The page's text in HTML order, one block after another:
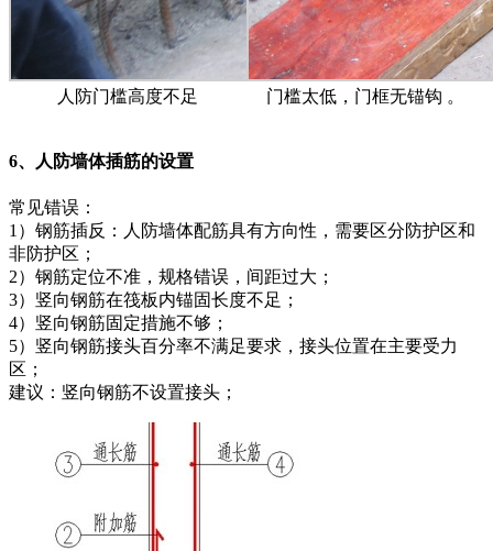
人防门槛高度不足 门槛太低，门框无锚钩 。
6、人防墙体插筋的设置
常见错误：
1）钢筋插反：人防墙体配筋具有方向性，需要区分防护区和
非防护区；
2）钢筋定位不准，规格错误，间距过大；
3）竖向钢筋在筏板内锚固长度不足；
4）竖向钢筋固定措施不够；
5）竖向钢筋接头百分率不满足要求，接头位置在主要受力
区；
建议：竖向钢筋不设置接头；